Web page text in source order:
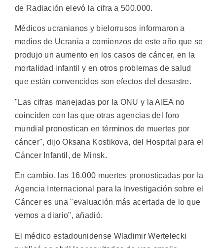
de Radiación elevó la cifra a 500.000.
Médicos ucranianos y bielorrusos informaron a
medios de Ucrania a comienzos de este año que se
produjo un aumento en los casos de cáncer, en la
mortalidad infantil y en otros problemas de salud
que están convencidos son efectos del desastre.
"Las cifras manejadas por la ONU y la AIEA no
coinciden con las que otras agencias del foro
mundial pronostican en términos de muertes por
cáncer", dijo Oksana Kostikova, del Hospital para el
Cáncer Infantil, de Minsk.
En cambio, las 16.000 muertes pronosticadas por la
Agencia Internacional para la Investigación sobre el
Cáncer es una "evaluación más acertada de lo que
vemos a diario", añadió.
El médico estadounidense Wladimir Wertelecki